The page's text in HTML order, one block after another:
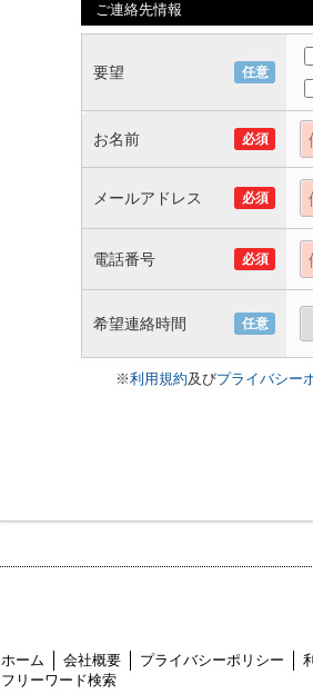
ご連絡先情報
要望 任意
お名前 必須
メールアドレス 必須
電話番号 必須
希望連絡時間 任意
※利用規約及びプライバシー
ホーム 会社概要 プライバシーポリシー
フリーワード検索